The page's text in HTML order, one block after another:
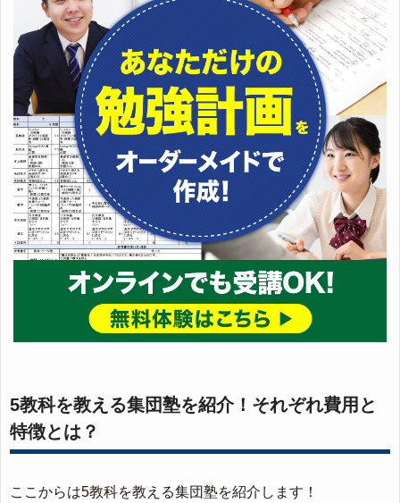
5教科を教える集団塾を紹介！それぞれ費用と
特徴とは？
ここからは5教科を教える集団塾を紹介します！